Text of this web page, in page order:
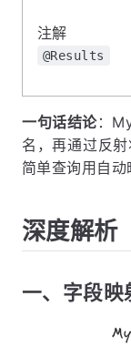
注解
@Results
一句话结论：
名，再通过反
简单查询用自
深度解析
一、字段映